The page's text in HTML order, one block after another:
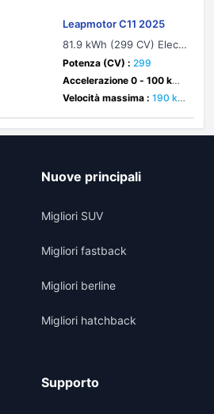
Leapmotor C11 2025
81.9 kWh (299 CV) Electr
ic
Potenza (CV) : 299
Accelerazione 0 - 100 km/
h : 6.1 sec
Velocità massima : 190 k
Nuove principali
Migliori SUV
Migliori fastback
Migliori berline
Migliori hatchback
Supporto